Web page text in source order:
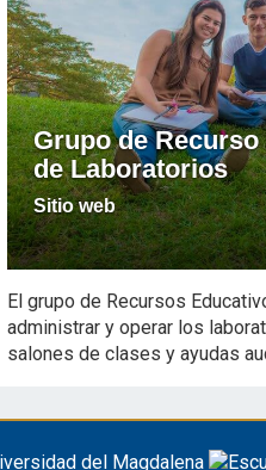
Grupo de
de Laboratorios
Sitio web
El grupo de Recursos
administrar y operar los
salones de clases y ayudas